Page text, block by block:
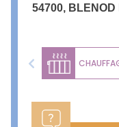
54700, BLENOD
Previous